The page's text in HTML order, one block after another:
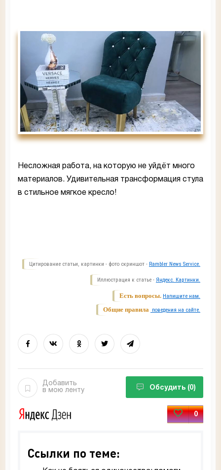
Несложная работа, на которую не уйдёт много
материалов. Удивительная трансформация стула
в стильное мягкое кресло!
Цитирование статьи, картинки - фото скриншот - Rambler News Service.
Иллюстрация к статье - Яндекс. Картинки.
Есть вопросы. Напишите нам.
Общие правила поведения на сайте.
Добавить
в мою ленту
Обсудить (0)
0
Ссылки по теме: